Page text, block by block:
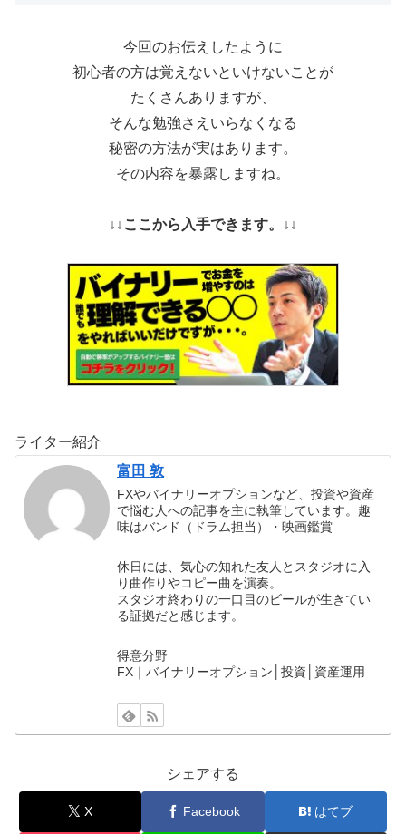
今回のお伝えしたように
初心者の方は覚えないといけないことが
たくさんありますが、
そんな勉強さえいらなくなる
秘密の方法が実はあります。
その内容を暴露しますね。
↓↓ここから入手できます。↓↓
ライター紹介
富田 敦
FXやバイナリーオプションなど、投資や資産
で悩む人への記事を主に執筆しています。趣
味はバンド（ドラム担当）・映画鑑賞
休日には、気心の知れた友人とスタジオに入
り曲作りやコピー曲を演奏。
スタジオ終わりの一口目のビールが生きてい
る証拠だと感じます。
得意分野
FX｜バイナリーオプション│投資│資産運用
シェアする
X Facebook はてブ